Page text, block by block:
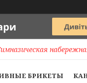
БРИКЕТЫ